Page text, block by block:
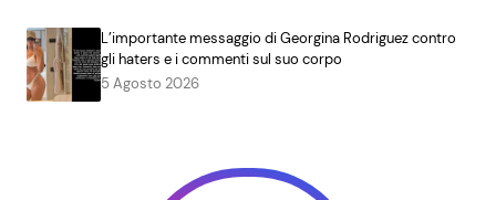
L’importante messaggio di Georgina Rodriguez contro
gli haters e i commenti sul suo corpo
5 Agosto 2026